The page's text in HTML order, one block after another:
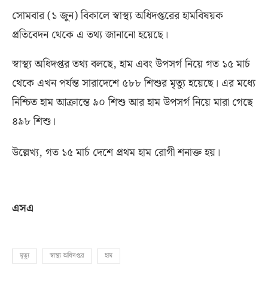
সোমবার(১ জুন)বিকালে স্বাস্থ্য অধিদপ্তরের হামবিষয়ক
প্রতিবেদন থেকে এ তথ্য জানানো হয়েছে।
স্বাস্থ্য অধিদপ্তর তথ্য বলছে,হাম এবং উপসর্গ নিয়ে গত ১৫ মার্চ
থেকে এখন পর্যন্ত সারাদেশে ৫৮৮ শিশুর মৃত্যু হয়েছে। এর মধ্যে
নিশ্চিত হাম আক্রান্তে ৯০ শিশু আর হাম উপসর্গ নিয়ে মারা গেছে
৪৯৮ শিশু।
উল্লেখ্য, গত ১৫ মার্চ দেশে প্রথম হাম রোগী শনাক্ত হয়।
এসএ
মৃত্যু স্বাস্থ্য অধিদপ্তর হাম